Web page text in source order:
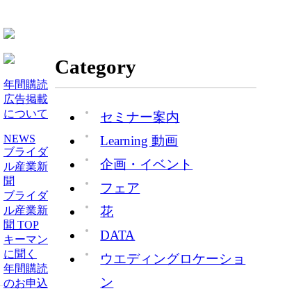
Category
セミナー案内
Learning 動画
企画・イベント
フェア
花
DATA
ウエディングロケーショ
ン
年間購読
広告掲載
について
NEWS
ブライダ
ル産業新
聞
ブライダ
ル産業新
聞 TOP
キーマン
に聞く
年間購読
のお申込